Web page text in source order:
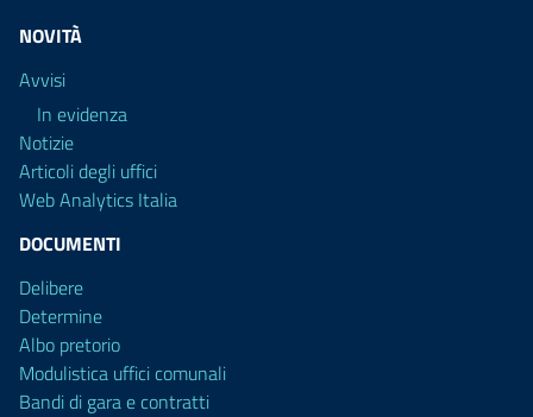
NOVITÀ
Avvisi
In evidenza
Notizie
Articoli degli uffici
Web Analytics Italia
DOCUMENTI
Delibere
Determine
Albo pretorio
Modulistica uffici comunali
Bandi di gara e contratti